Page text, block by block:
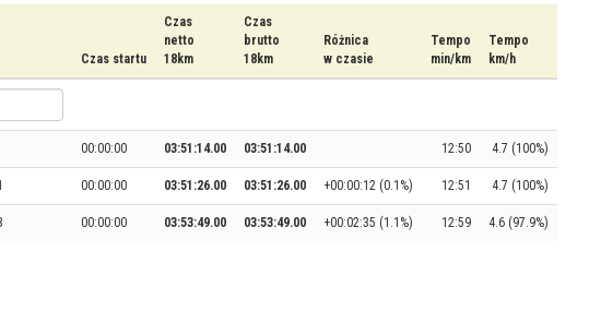
Czas startu
Czas
netto
18km
Czas
brutto
18km
Różnica
w czasie
Tempo
min/km
Tempo
km/h
00:00:00 03:51:14.00 03:51:14.00 12:50 4.7 (100%)
00:00:00 03:51:26.00 03:51:26.00 +00:00:12 (0.1%) 12:51 4.7 (100%)
00:00:00 03:53:49.00 03:53:49.00 +00:02:35 (1.1%) 12:59 4.6 (97.9%)